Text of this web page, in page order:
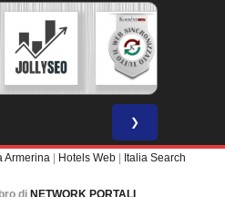
❯
Armerina Hotels Web Italia Search
di NETWORK PORTALI